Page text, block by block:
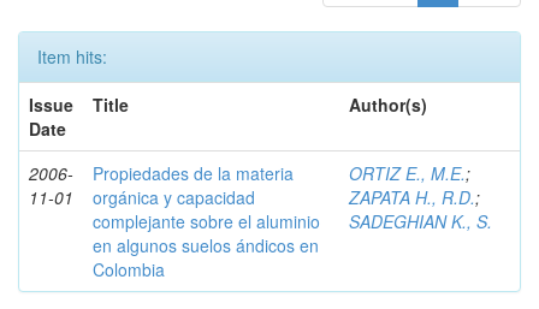
Item hits:
Issue
Date
Title Author(s)
2006-
11-01
Propiedades de la materia
orgánica y capacidad
complejante sobre el aluminio
en algunos suelos ándicos en
Colombia
ORTIZ E., M.E.;
ZAPATA H., R.D.;
SADEGHIAN K., S.